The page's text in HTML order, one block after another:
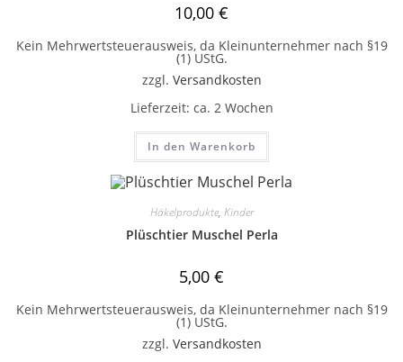
10,00 €
Kein Mehrwertsteuerausweis, da Kleinunternehmer nach §19
(1) UStG.
zzgl. Versandkosten
Lieferzeit: ca. 2 Wochen
In den Warenkorb
Häkelprodukte, Kinder
Plüschtier Muschel Perla
5,00 €
Kein Mehrwertsteuerausweis, da Kleinunternehmer nach §19
(1) UStG.
zzgl. Versandkosten